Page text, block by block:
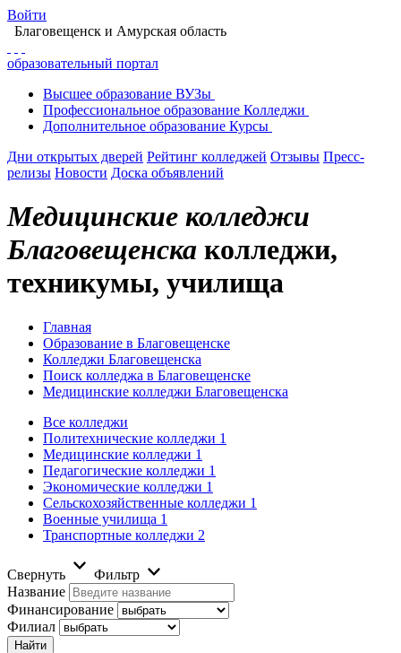
Войти
Благовещенск и Амурская область
образовательный портал
Высшее образование ВУЗы
Профессиональное образование Колледжи
Дополнительное образование Курсы
Дни открытых дверей Рейтинг колледжей Отзывы Пресс-
релизы Новости Доска объявлений
Медицинские колледжи
Благовещенска колледжи,
техникумы, училища
Главная
Образование в Благовещенске
Колледжи Благовещенска
Поиск колледжа в Благовещенске
Медицинские колледжи Благовещенска
Все колледжи
Политехнические колледжи 1
Медицинские колледжи 1
Педагогические колледжи 1
Экономические колледжи 1
Сельскохозяйственные колледжи 1
Военные училища 1
Транспортные колледжи 2
Свернуть
Фильтр
Название
Финансирование
Филиал